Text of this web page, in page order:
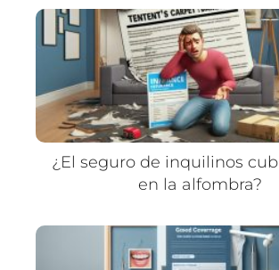
¿El seguro de inquilinos
en la alfombra?